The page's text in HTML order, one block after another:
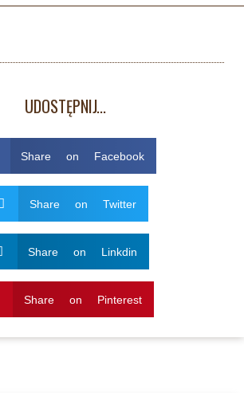
UDOSTĘPNIJ...
Share on Facebook
Share on Twitter
Share on Linkdin
Share on Pinterest